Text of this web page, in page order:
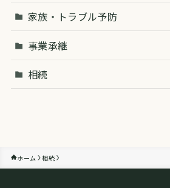
家族・トラブル予防
事業承継
相続
ホーム 相続